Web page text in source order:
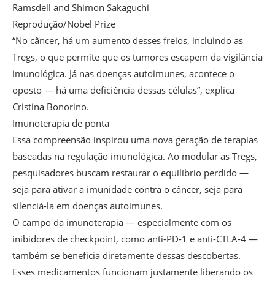
Ramsdell and Shimon Sakaguchi
Reprodução/Nobel Prize
“No câncer, há um aumento desses freios, incluindo as
Tregs, o que permite que os tumores escapem da vigilância
imunológica. Já nas doenças autoimunes, acontece o
oposto — há uma deficiência dessas células”, explica
Cristina Bonorino.
Imunoterapia de ponta
Essa compreensão inspirou uma nova geração de terapias
baseadas na regulação imunológica. Ao modular as Tregs,
pesquisadores buscam restaurar o equilíbrio perdido —
seja para ativar a imunidade contra o câncer, seja para
silenciá-la em doenças autoimunes.
O campo da imunoterapia — especialmente com os
inibidores de checkpoint, como anti-PD-1 e anti-CTLA-4 —
também se beneficia diretamente dessas descobertas.
Esses medicamentos funcionam justamente liberando os